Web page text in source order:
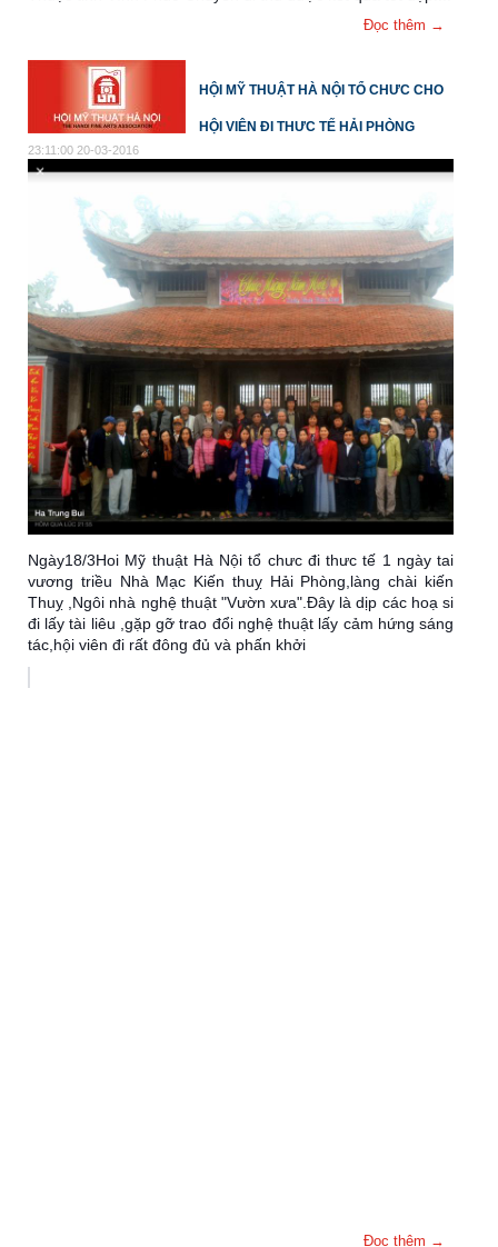
Đọc thêm →
HỘI MỸ THUẬT HÀ NỘI TỔ CHƯC CHO
HỘI VIÊN ĐI THƯC TẾ HẢI PHÒNG
23:11:00 20-03-2016
Ngày18/3Hoi Mỹ thuật Hà Nội tổ chưc đi thưc tế 1 ngày tai
vương triều Nhà Mạc Kiến thuỵ Hải Phòng,làng chài kiến
Thuỵ ,Ngôi nhà nghệ thuật "Vườn xưa".Đây là dịp các hoạ si
đi lấy tài liêu ,gặp gỡ trao đổi nghệ thuật lấy cảm hứng sáng
tác,hội viên đi rất đông đủ và phấn khởi
Đọc thêm →